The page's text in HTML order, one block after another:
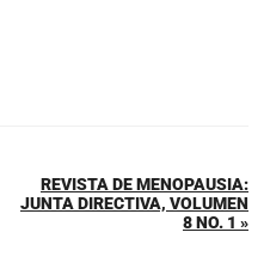
REVISTA DE MENOPAUSIA:
JUNTA DIRECTIVA, VOLUMEN
8 NO. 1 »